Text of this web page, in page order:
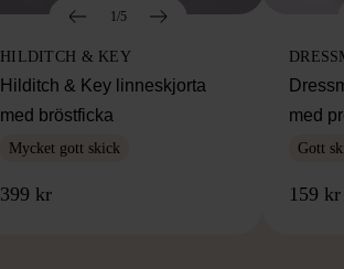
1/5
HILDITCH & KEY
Hilditch & Key linneskjorta
med bröstficka
Mycket gott skick
399 kr
med
Gott
159 kr